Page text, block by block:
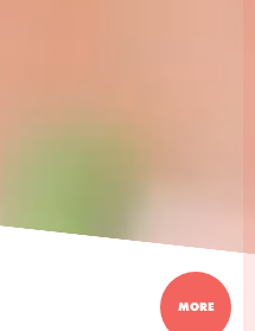
MORE